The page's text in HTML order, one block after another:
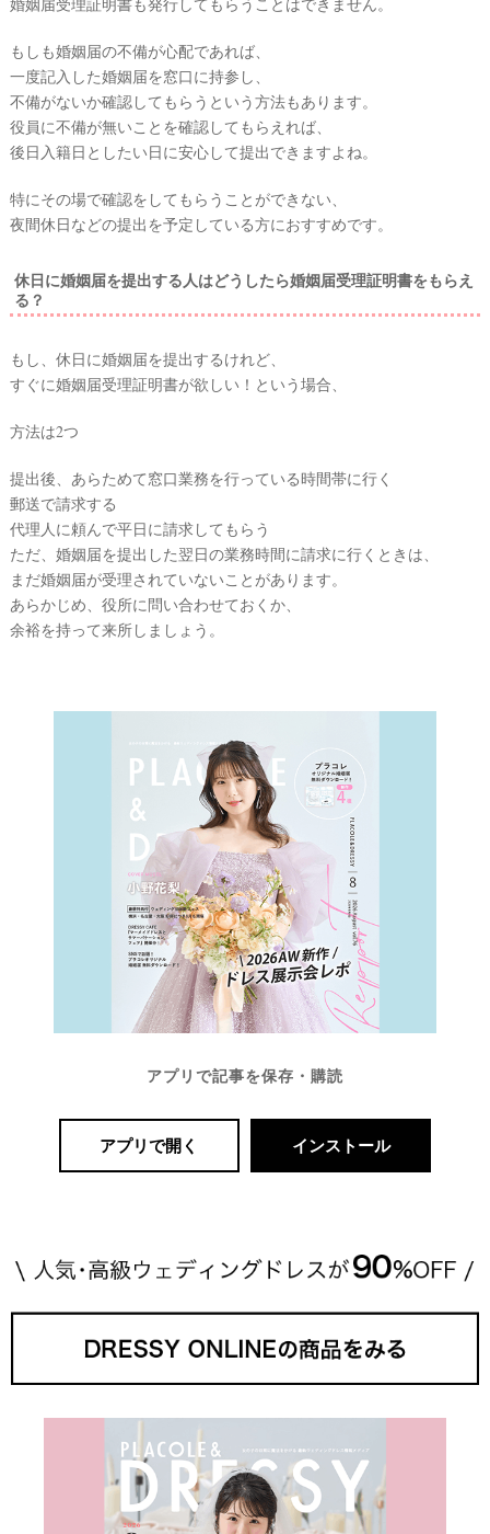
婚姻届受理証明書も発行してもらうことはできません。
もしも婚姻届の不備が心配であれば、
一度記入した婚姻届を窓口に持参し、
不備がないか確認してもらうという方法もあります。
役員に不備が無いことを確認してもらえれば、
後日入籍日としたい日に安心して提出できますよね。
特にその場で確認をしてもらうことができない、
夜間休日などの提出を予定している方におすすめです。
休日に婚姻届を提出する人はどうしたら婚姻届受理証明書をもらえ
る？
もし、休日に婚姻届を提出するけれど、
すぐに婚姻届受理証明書が欲しい！という場合、
方法は2つ
提出後、あらためて窓口業務を行っている時間帯に行く
郵送で請求する
代理人に頼んで平日に請求してもらう
ただ、婚姻届を提出した翌日の業務時間に請求に行くときは、
まだ婚姻届が受理されていないことがあります。
あらかじめ、役所に問い合わせておくか、
余裕を持って来所しましょう。
アプリで記事を保存・購読
アプリで開く インストール